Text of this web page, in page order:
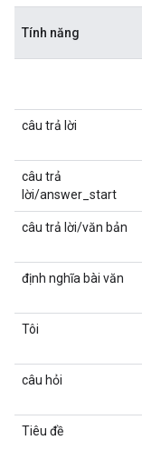
Tính năng
câu trả lời
câu trả
lời/answer_start
câu trả lời/văn bản
định nghĩa bài văn
Tôi
câu hỏi
Tiêu đề